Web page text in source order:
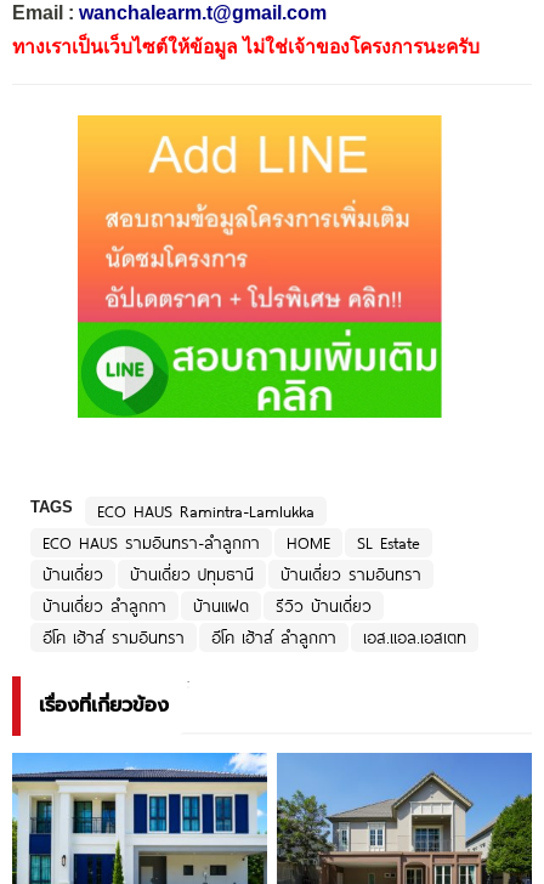
Email : wanchalearm.t@gmail.com
ทางเราเป็นเว็บไซต์ให้ข้อมูล ไม่ใช่เจ้าของโครงการนะครับ
TAGS
ECO HAUS Ramintra-Lamlukka
ECO HAUS รามอินทรา-ลำลูกกา
HOME
SL Estate
บ้านเดี่ยว
บ้านเดี่ยว ปทุมธานี
บ้านเดี่ยว รามอินทรา
บ้านเดี่ยว ลำลูกกา
บ้านแฝด
รีวิว บ้านเดี่ยว
อีโค เฮ้าส์ รามอินทรา
อีโค เฮ้าส์ ลำลูกกา เอส.แอล.เอสเตท
เรื่องที่เกี่ยวข้อง